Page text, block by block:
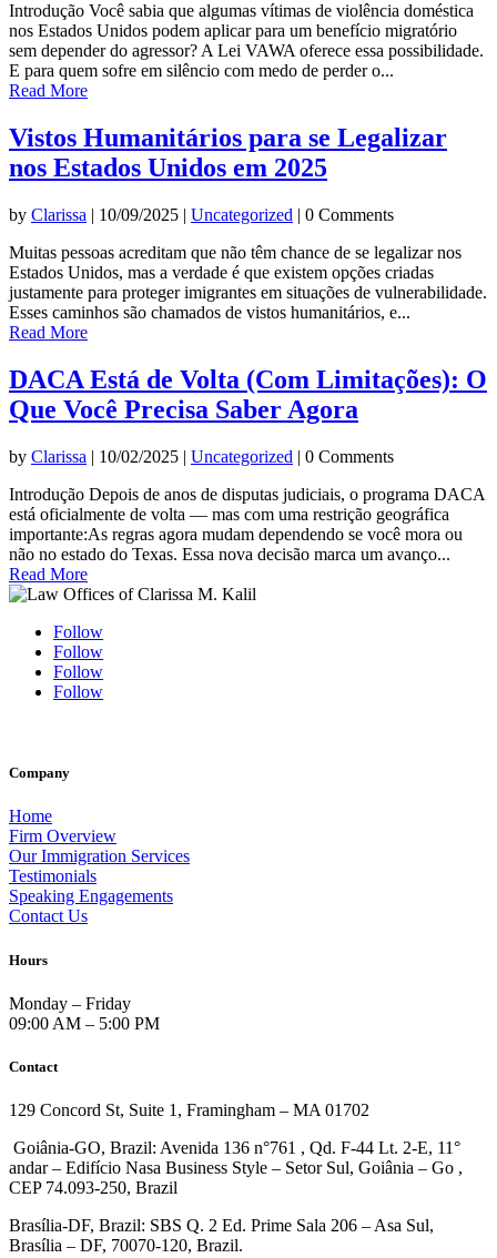
Introdução Você sabia que algumas vítimas de violência doméstica
nos Estados Unidos podem aplicar para um benefício migratório
sem depender do agressor? A Lei VAWA oferece essa possibilidade.
E para quem sofre em silêncio com medo de perder o...
Read More
Vistos Humanitários para se Legalizar
nos Estados Unidos em 2025
by Clarissa | 10/09/2025 | Uncategorized | 0 Comments
Muitas pessoas acreditam que não têm chance de se legalizar nos
Estados Unidos, mas a verdade é que existem opções criadas
justamente para proteger imigrantes em situações de vulnerabilidade.
Esses caminhos são chamados de vistos humanitários, e...
Read More
DACA Está de Volta (Com Limitações): O
Que Você Precisa Saber Agora
by Clarissa | 10/02/2025 | Uncategorized | 0 Comments
Introdução Depois de anos de disputas judiciais, o programa DACA
está oficialmente de volta — mas com uma restrição geográfica
importante:As regras agora mudam dependendo se você mora ou
não no estado do Texas. Essa nova decisão marca um avanço...
Read More
Follow
Follow
Follow
Follow
Company
Home
Firm Overview
Our Immigration Services
Testimonials
Speaking Engagements
Contact Us
Hours
Monday – Friday
09:00 AM – 5:00 PM
Contact
129 Concord St, Suite 1, Framingham – MA 01702
Goiânia-GO, Brazil: Avenida 136 n°761 , Qd. F-44 Lt. 2-E, 11°
andar – Edifício Nasa Business Style – Setor Sul, Goiânia – Go ,
CEP 74.093-250, Brazil
Brasília-DF, Brazil: SBS Q. 2 Ed. Prime Sala 206 – Asa Sul,
Brasília – DF, 70070-120, Brazil.